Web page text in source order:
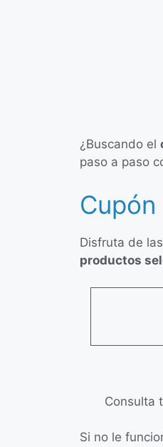
¿Buscando el
paso a paso
Disfruta de
productos
Consulta
Si no le